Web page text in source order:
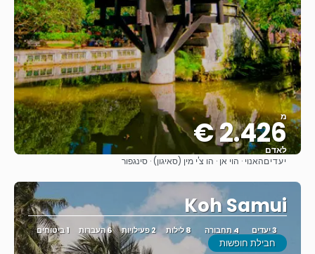
מ
2.426 €
לאדם
ראה
יעדיםהאנוי · הוי אן · הו צ'י מין (סאיגון) · סינגפור
Koh Samui
3 יעדים 4 תחבורה 8 לילות 2 פעילויות 6 העברות 1 ביטוחים
חבילת חופשות